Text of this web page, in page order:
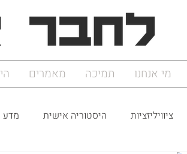
מי אנחנו תמיכה מאמרים
ציוויליזציות היסטוריה אישית מדע